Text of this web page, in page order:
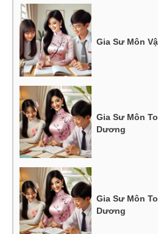
Gia Sư Môn
Gia Sư Môn
Dương
Gia Sư Môn
Dương